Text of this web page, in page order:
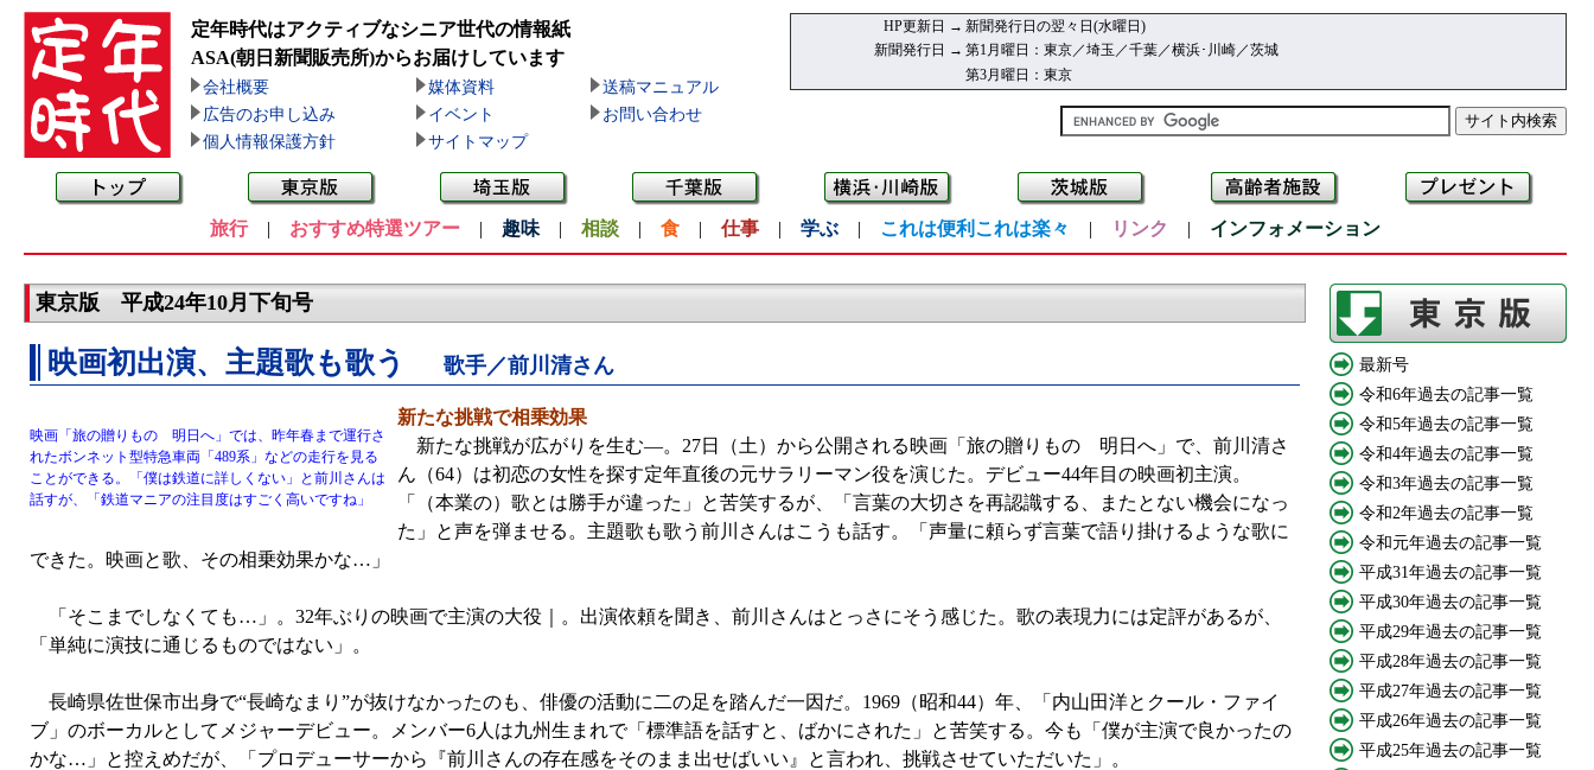
定年時代はアクティブなシニア世代の情報紙
ASA(朝日新聞販売所)からお届けしています
会社概要 媒体資料
送稿マニュアル
広告のお申し込み
イベント
お問い合わせ
個人情報保護方針
サイトマップ
HP更新日 → 新聞発行日の翌々日(水曜日)
新聞発行日 → 第1月曜日：東京／埼玉／千葉／横浜･川崎／茨城
第3月曜日：東京
旅行| おすすめ特選ツアー | 趣味 | 相談 | 食 | 仕事 | 学ぶ | これは便利これは楽々 | リンク | インフォメーション
東京版 平成24年10月下旬号
映画初出演、主題歌も歌う 歌手／前川清さん
映画「旅の贈りもの 明日へ」では、昨年春まで運行さ
れたボンネット型特急車両「489系」などの走行を見る
ことができる。「僕は鉄道に詳しくない」と前川さんは
話すが、「鉄道マニアの注目度はすごく高いですね」
新たな挑戦で相乗効果
新たな挑戦が広がりを生む—。27日（土）から公開される映画「旅の贈りもの 明日へ」で、前川清さ
ん（64）は初恋の女性を探す定年直後の元サラリーマン役を演じた。デビュー44年目の映画初主演。
「（本業の）歌とは勝手が違った」と苦笑するが、「言葉の大切さを再認識する、またとない機会になっ
た」と声を弾ませる。主題歌も歌う前川さんはこうも話す。「声量に頼らず言葉で語り掛けるような歌に
できた。映画と歌、その相乗効果かな…」
「そこまでしなくても…」。32年ぶりの映画で主演の大役｜。出演依頼を聞き、前川さんはとっさにそう感じた。歌の表現力には定評があるが、
「単純に演技に通じるものではない」。
長崎県佐世保市出身で“長崎なまり”が抜けなかったのも、俳優の活動に二の足を踏んだ一因だ。1969（昭和44）年、「内山田洋とクール・ファイ
ブ」のボーカルとしてメジャーデビュー。メンバー6人は九州生まれで「標準語を話すと、ばかにされた」と苦笑する。今も「僕が主演で良かったの
かな…」と控えめだが、「プロデューサーから『前川さんの存在感をそのまま出せばいい』と言われ、挑戦させていただいた」。
最新号
令和6年過去の記事一覧
令和5年過去の記事一覧
令和4年過去の記事一覧
令和3年過去の記事一覧
令和2年過去の記事一覧
令和元年過去の記事一覧
平成31年過去の記事一覧
平成30年過去の記事一覧
平成29年過去の記事一覧
平成28年過去の記事一覧
平成27年過去の記事一覧
平成26年過去の記事一覧
平成25年過去の記事一覧